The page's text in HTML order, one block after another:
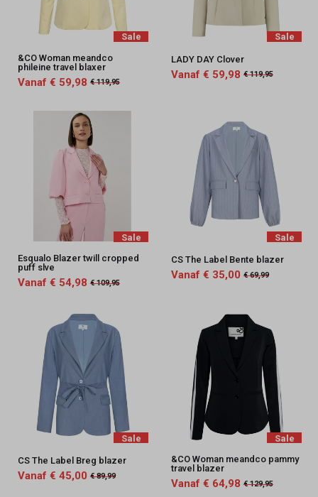
Sale
&CO Woman meandco
phileine travel blaxer
Vanaf € 59,98 € 119,95
Sale
LADY DAY Clover
Vanaf € 59,98 € 119,95
Sale
Esqualo Blazer twill cropped
puff slve
Vanaf € 54,98 € 109,95
Sale
CS The Label Bente blazer
Vanaf € 35,00 € 69,99
Sale
CS The Label Breg blazer
Vanaf € 45,00 € 89,99
Sale
&CO Woman meandco pammy
travel blazer
Vanaf € 64,98 € 129,95